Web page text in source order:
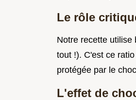
Le rôle
Notre recette utilise
tout !). C'est ce
protégée par le
L'effet de